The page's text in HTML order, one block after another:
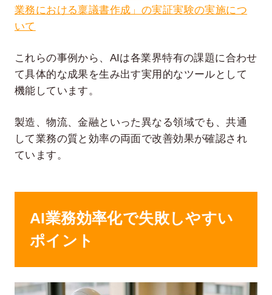
業務における稟議書作成」の実証実験の実施につ
いて
これらの事例から、AIは各業界特有の課題に合わせ
て具体的な成果を生み出す実用的なツールとして
機能しています。
製造、物流、金融といった異なる領域でも、共通
して業務の質と効率の両面で改善効果が確認され
ています。
AI業務効率化で失敗しやすい
ポイント